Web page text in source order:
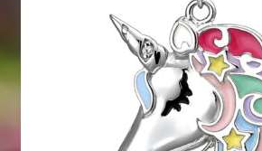
Startseite